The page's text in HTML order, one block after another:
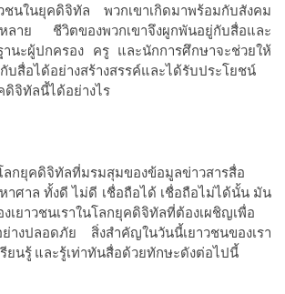
ชนในยุคดิจิทัล
พวกเขาเกิดมาพร้อมกับสังคม
ลาย
ชีวิตของพวกเขาจึงผูกพันอยู่กับสื่อและ
านะผู้ปกครอง ครู และนักการศึกษาจะช่วยให้
บสื่อได้อย่างสร้างสรรค์และได้รับประโยชน์
ดิจิทัลนี้ได้อย่างไร
ลกยุคดิจิทัลที่มรมสุมของข้อมูลข่าวสารสื่อ
าศาล ทั้งดี ไม่ดี เชื่อถือได้ เชื่อถือไม่ได้นั้น มัน
เยาวชนเราในโลกยุคดิจิทัลที่ต้องเผชิญเพื่อ
างปลอดภัย
สิ่งสำคัญในวันนี้เยาวชนของเรา
ยนรู้ และรู้เท่าทันสื่อด้วยทักษะดังต่อไปนี้